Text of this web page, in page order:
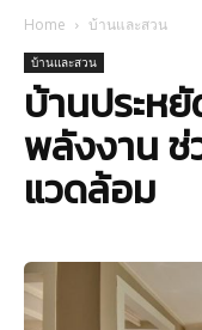
Home บ้านและสวน
บ้านและสวน
บ้านประห
พลังงาน ช่
แวดล้อม